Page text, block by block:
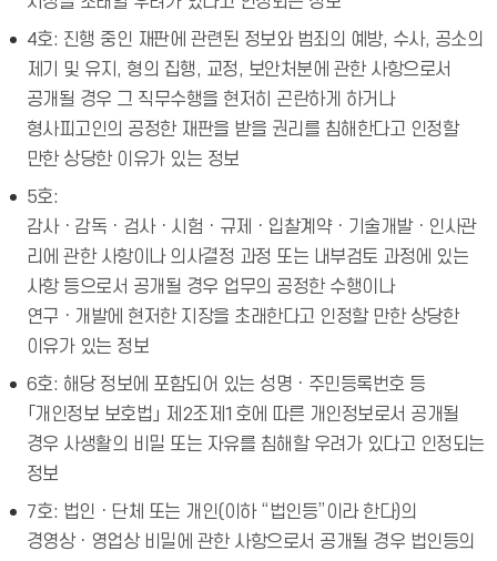
4호: 진행 중인 재판에 관련된 정보와 범죄의 예방, 수사, 공소의
제기 및 유지, 형의 집행, 교정, 보안처분에 관한 사항으로서
공개될 경우 그 직무수행을 현저히 곤란하게 하거나
형사피고인의 공정한 재판을 받을 권리를 침해한다고 인정할
만한 상당한 이유가 있는 정보
5호:
감사ㆍ감독ㆍ검사ㆍ시험ㆍ규제ㆍ입찰계약ㆍ기술개발ㆍ인사관
리에 관한 사항이나 의사결정 과정 또는 내부검토 과정에 있는
사항 등으로서 공개될 경우 업무의 공정한 수행이나
연구ㆍ개발에 현저한 지장을 초래한다고 인정할 만한 상당한
이유가 있는 정보
6호: 해당 정보에 포함되어 있는 성명ㆍ주민등록번호 등
「개인정보 보호법」 제2조제1호에 따른 개인정보로서 공개될
경우 사생활의 비밀 또는 자유를 침해할 우려가 있다고 인정되는
정보
7호: 법인ㆍ단체 또는 개인(이하 “법인등”이라 한다)의
경영상ㆍ영업상 비밀에 관한 사항으로서 공개될 경우 법인등의